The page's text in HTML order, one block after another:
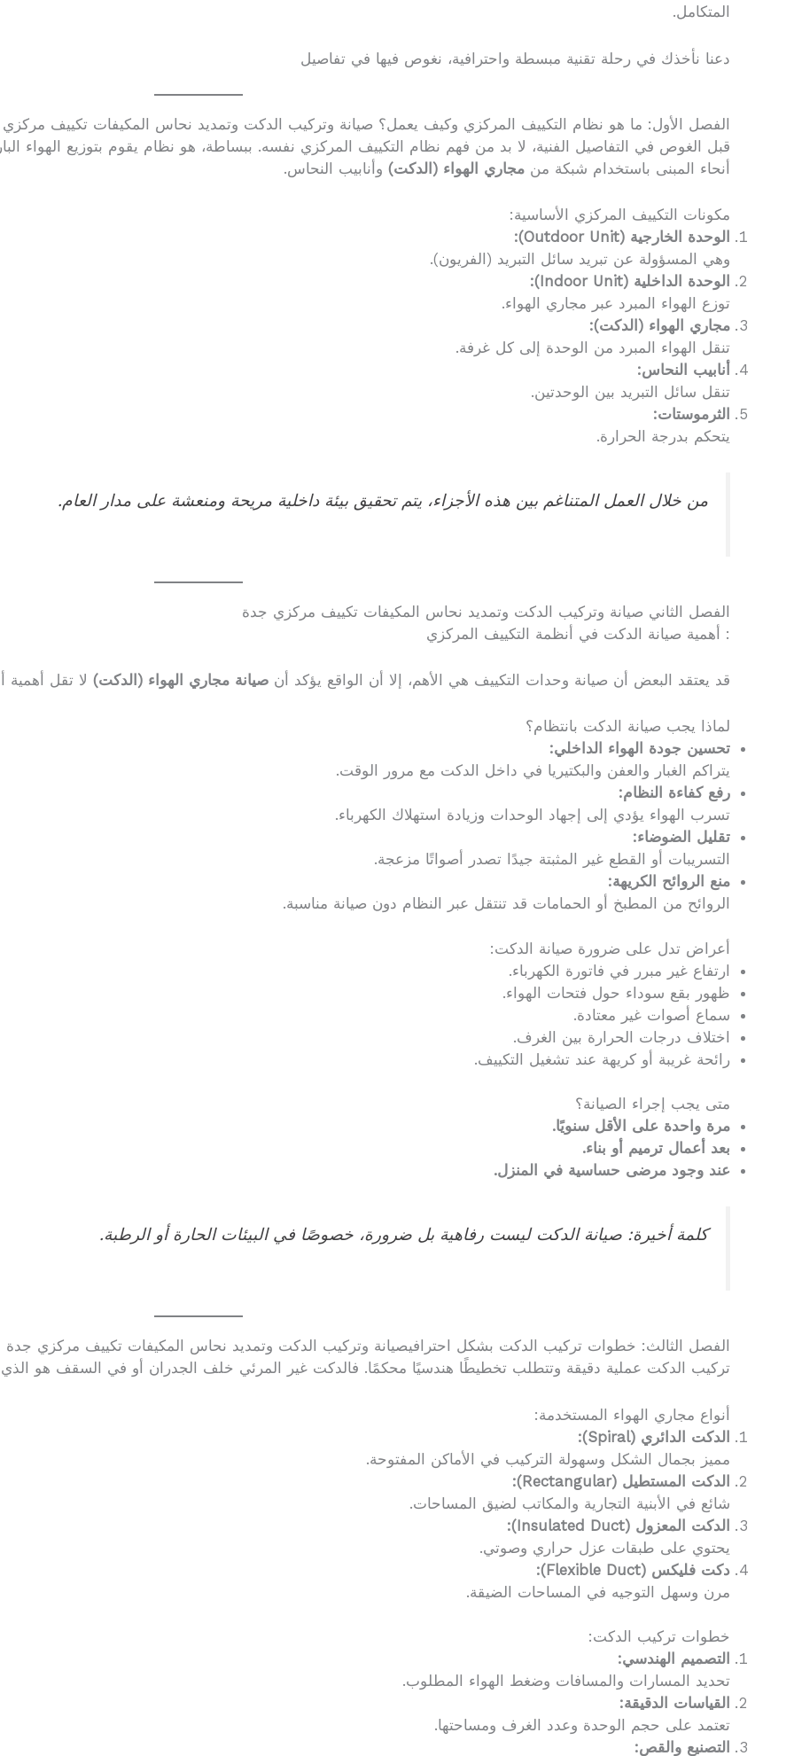
المتكامل.
دعنا نأخذك في رحلة تقنية مبسطة واحترافية، نغوص فيها في تفاصيل
الفصل الأول: ما هو نظام التكييف المركزي وكيف يعمل؟ صيانة وتركيب الدكت وتمديد نحاس المكيفات تكييف
قبل الغوص في التفاصيل الفنية، لا بد من فهم نظام التكييف المركزي نفسه. ببساطة، هو نظام يقوم بتوزيع الهواء
أنحاء المبنى باستخدام شبكة من مجاري الهواء (الدكت) وأنابيب النحاس.
مكونات التكييف المركزي الأساسية:
الوحدة الخارجية (Outdoor Unit):
وهي المسؤولة عن تبريد سائل التبريد (الفريون).
الوحدة الداخلية (Indoor Unit):
توزع الهواء المبرد عبر مجاري الهواء.
مجاري الهواء (الدكت):
تنقل الهواء المبرد من الوحدة إلى كل غرفة.
أنابيب النحاس:
تنقل سائل التبريد بين الوحدتين.
الثرموستات:
يتحكم بدرجة الحرارة.
من خلال العمل المتناغم بين هذه الأجزاء، يتم تحقيق بيئة داخلية مريحة ومنعشة على مدار العام.
الفصل الثاني صيانة وتركيب الدكت وتمديد نحاس المكيفات تكييف مركزي جدة
: أهمية صيانة الدكت في أنظمة التكييف المركزي
قد يعتقد البعض أن صيانة وحدات التكييف هي الأهم، إلا أن الواقع يؤكد أن صيانة مجاري الهواء (الدكت) لا تقل أهمية
لماذا يجب صيانة الدكت بانتظام؟
تحسين جودة الهواء الداخلي:
يتراكم الغبار والعفن والبكتيريا في داخل الدكت مع مرور الوقت.
رفع كفاءة النظام:
تسرب الهواء يؤدي إلى إجهاد الوحدات وزيادة استهلاك الكهرباء.
تقليل الضوضاء:
التسريبات أو القطع غير المثبتة جيدًا تصدر أصواتًا مزعجة.
منع الروائح الكريهة:
الروائح من المطبخ أو الحمامات قد تنتقل عبر النظام دون صيانة مناسبة.
أعراض تدل على ضرورة صيانة الدكت:
ارتفاع غير مبرر في فاتورة الكهرباء.
ظهور بقع سوداء حول فتحات الهواء.
سماع أصوات غير معتادة.
اختلاف درجات الحرارة بين الغرف.
رائحة غريبة أو كريهة عند تشغيل التكييف.
متى يجب إجراء الصيانة؟
مرة واحدة على الأقل سنويًا.
بعد أعمال ترميم أو بناء.
عند وجود مرضى حساسية في المنزل.
كلمة أخيرة: صيانة الدكت ليست رفاهية بل ضرورة، خصوصًا في البيئات الحارة أو الرطبة.
الفصل الثالث: خطوات تركيب الدكت بشكل احترافيصيانة وتركيب الدكت وتمديد نحاس المكيفات تكييف مركزي جدة
تركيب الدكت عملية دقيقة وتتطلب تخطيطًا هندسيًا محكمًا. فالدكت غير المرئي خلف الجدران أو في السقف هو
أنواع مجاري الهواء المستخدمة:
الدكت الدائري (Spiral):
مميز بجمال الشكل وسهولة التركيب في الأماكن المفتوحة.
الدكت المستطيل (Rectangular):
شائع في الأبنية التجارية والمكاتب لضيق المساحات.
الدكت المعزول (Insulated Duct):
يحتوي على طبقات عزل حراري وصوتي.
دكت فليكس (Flexible Duct):
مرن وسهل التوجيه في المساحات الضيقة.
خطوات تركيب الدكت:
التصميم الهندسي:
تحديد المسارات والمسافات وضغط الهواء المطلوب.
القياسات الدقيقة:
تعتمد على حجم الوحدة وعدد الغرف ومساحتها.
التصنيع والقص: